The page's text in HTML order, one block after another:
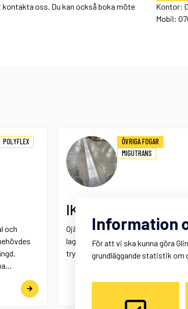
oss. Du kan också boka möte
Kontor:
Mobil:
POLYFLEX
och
ÖVRIGA FOGAR
MIGUTRANS
IKEA
Ojämna rörelsefogar i industri- och
lagergolv orsakar inte bara obehag
tryckförare utan de sliter...
Information
För att vi ska kunna göra
grundläggande statistik om